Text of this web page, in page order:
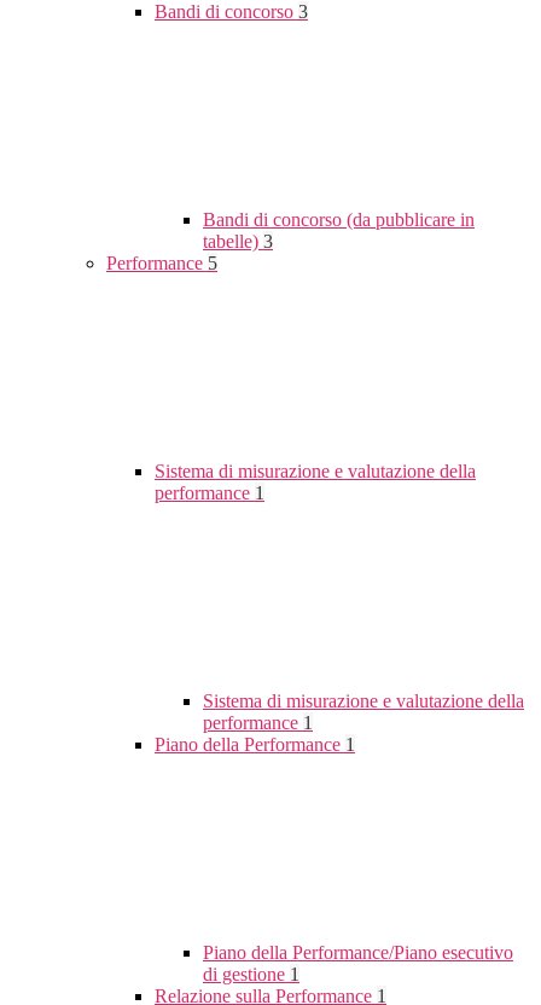
Bandi di concorso 3
Bandi di concorso (da pubblicare in
tabelle) 3
Performance 5
Sistema di misurazione e valutazione della
performance 1
Sistema di misurazione e valutazione della
performance 1
Piano della Performance 1
Piano della Performance/Piano esecutivo
di gestione 1
Relazione sulla Performance 1